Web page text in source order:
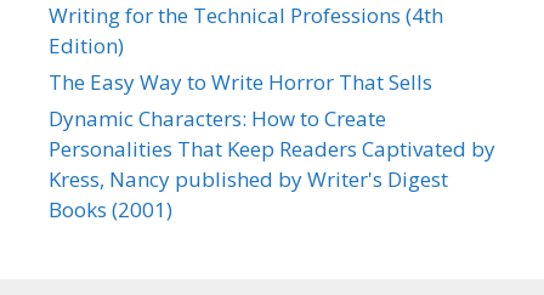
Writing for the Technical Professions (4th
Edition)
The Easy Way to Write Horror That Sells
Dynamic Characters: How to Create
Personalities That Keep Readers Captivated by
Kress, Nancy published by Writer's Digest
Books (2001)